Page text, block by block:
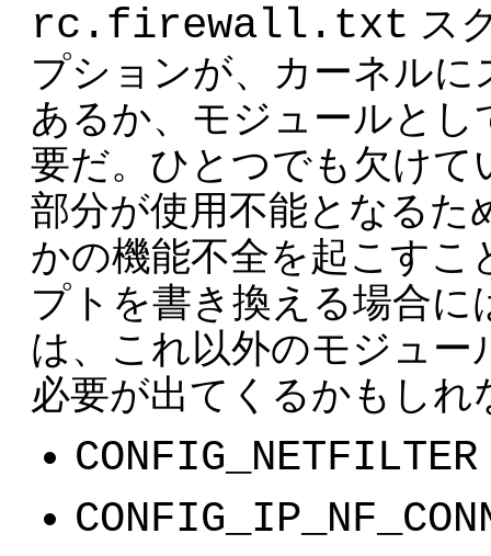
rc.firewall.txt ス
プションが、カーネル
あるか、モジュールと
要だ。ひとつでも欠け
部分が使用不能となるた
かの機能不全を起こす
プトを書き換える場合
は、これ以外のモジュ
必要が出てくるかもしれ
CONFIG_NETFILTER